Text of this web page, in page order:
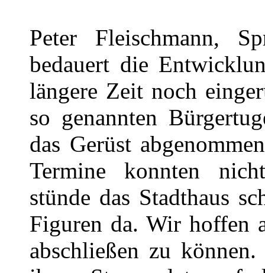
Peter Fleischmann,
bedauert die
längere Zeit noch
so genannten
das Gerüst
Termine konnten
stünde das Stadthaus
Figuren da. Wir hoffen
abschließen zu